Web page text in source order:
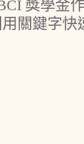
獎學金
關鍵字快